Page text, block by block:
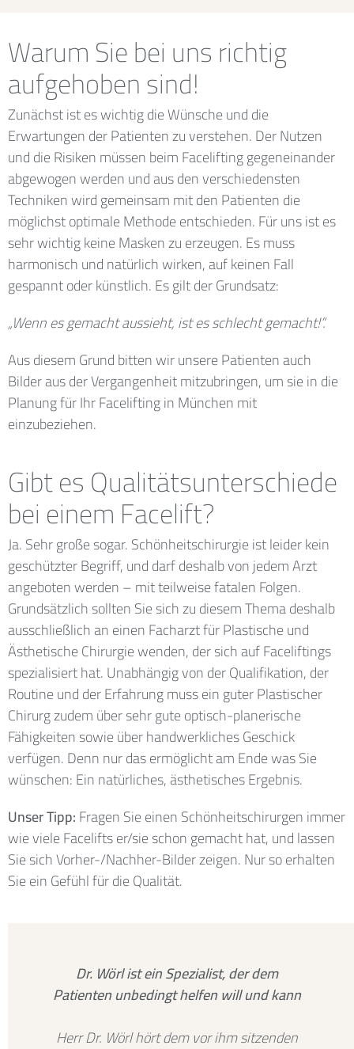
Warum Sie bei uns richtig
aufgehoben sind!
Zunächst ist es wichtig die Wünsche und die
Erwartungen der Patienten zu verstehen. Der Nutzen
und die Risiken müssen beim Facelifting gegeneinander
abgewogen werden und aus den verschiedensten
Techniken wird gemeinsam mit den Patienten die
möglichst optimale Methode entschieden. Für uns ist es
sehr wichtig keine Masken zu erzeugen. Es muss
harmonisch und natürlich wirken, auf keinen Fall
gespannt oder künstlich. Es gilt der Grundsatz:
„Wenn es gemacht aussieht, ist es schlecht gemacht!“.
Aus diesem Grund bitten wir unsere Patienten auch
Bilder aus der Vergangenheit mitzubringen, um sie in die
Planung für Ihr Facelifting in München mit
einzubeziehen.
Gibt es Qualitätsunterschiede
bei einem Facelift?
Ja. Sehr große sogar. Schönheitschirurgie ist leider kein
geschützter Begriff, und darf deshalb von jedem Arzt
angeboten werden – mit teilweise fatalen Folgen.
Grundsätzlich sollten Sie sich zu diesem Thema deshalb
ausschließlich an einen Facharzt für Plastische und
Ästhetische Chirurgie wenden, der sich auf Faceliftings
spezialisiert hat. Unabhängig von der Qualifikation, der
Routine und der Erfahrung muss ein guter Plastischer
Chirurg zudem über sehr gute optisch-planerische
Fähigkeiten sowie über handwerkliches Geschick
verfügen. Denn nur das ermöglicht am Ende was Sie
wünschen: Ein natürliches, ästhetisches Ergebnis.
Unser Tipp:Fragen Sie einen Schönheitschirurgen immer
wie viele Facelifts er/sie schon gemacht hat, und lassen
Sie sich Vorher-/Nachher-Bilder zeigen. Nur so erhalten
Sie ein Gefühl für die Qualität.
Dr. Wörl ist ein Spezialist, der dem
Patienten unbedingt helfen will und kann
Herr Dr. Wörl hört dem vor ihm sitzenden